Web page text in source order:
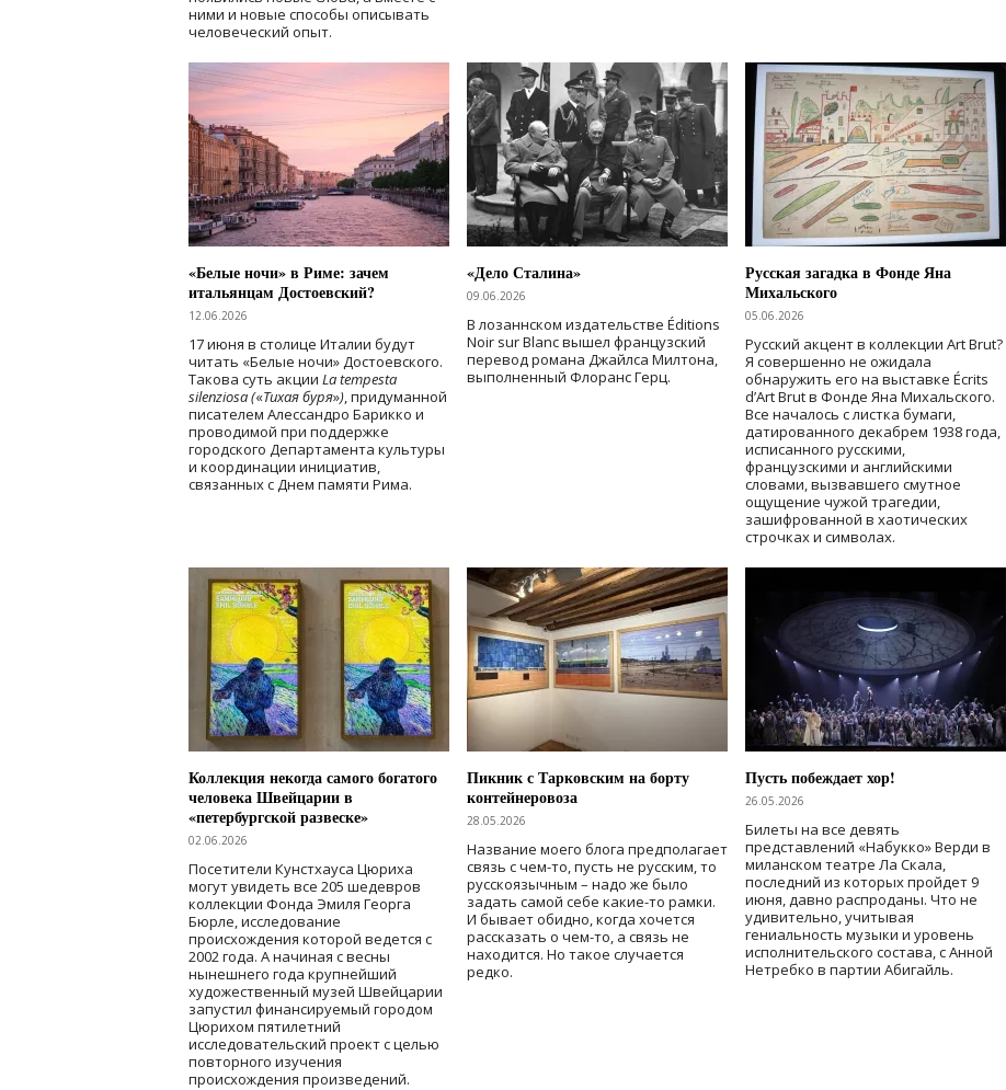
ними и новые способы описывать
человеческий опыт.
«Белые ночи» в Риме: зачем
итальянцам Достоевский?
12.06.2026
17 июня в столице Италии будут
читать «Белые ночи» Достоевского.
Такова суть акции La tempesta
silenziosa («Тихая буря»), придуманной
писателем Алессандро Барикко и
проводимой при поддержке
городского Департамента культуры
и координации инициатив,
связанных с Днем памяти Рима.
«Дело Сталина»
09.06.2026
В лозаннском издательстве Éditions
Noir sur Blanc вышел французский
перевод романа Джайлса Милтона,
выполненный Флоранс Герц.
Русская загадка в Фонде Яна
Михальского
05.06.2026
Русский акцент в коллекции Art Brut?
Я совершенно не ожидала
обнаружить его на выставке Écrits
d’Art Brut в Фонде Яна Михальского.
Все началось с листка бумаги,
датированного декабрем 1938 года,
исписанного русскими,
французскими и английскими
словами, вызвавшего смутное
ощущение чужой трагедии,
зашифрованной в хаотических
строчках и символах.
Коллекция некогда самого богатого
человека Швейцарии в
«петербургской развеске»
02.06.2026
Посетители Кунстхауса Цюриха
могут увидеть все 205 шедевров
коллекции Фонда Эмиля Георга
Бюрле, исследование
происхождения которой ведется с
2002 года. А начиная с весны
нынешнего года крупнейший
художественный музей Швейцарии
запустил финансируемый городом
Цюрихом пятилетний
исследовательский проект с целью
повторного изучения
происхождения произведений.
Пикник с Тарковским на борту
контейнеровоза
28.05.2026
Название моего блога предполагает
связь с чем-то, пусть не русским, то
русскоязычным – надо же было
задать самой себе какие-то рамки.
И бывает обидно, когда хочется
рассказать о чем-то, а связь не
находится. Но такое случается
редко.
Пусть побеждает хор!
26.05.2026
Билеты на все девять
представлений «Набукко» Верди в
миланском театре Ла Скала,
последний из которых пройдет 9
июня, давно распроданы. Что не
удивительно, учитывая
гениальность музыки и уровень
исполнительского состава, с Анной
Нетребко в партии Абигайль.